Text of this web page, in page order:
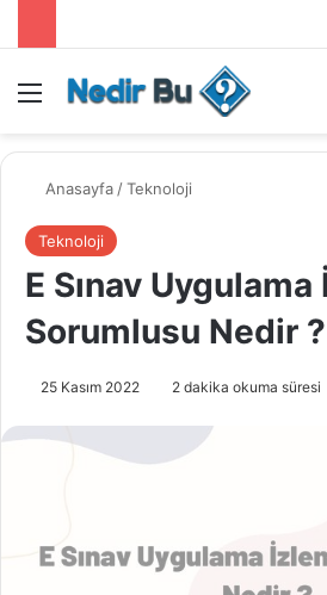
Menü
Anasayfa /Teknoloji
Teknoloji
E Sınav
Sorumlusu Nedir
25 Kasım 2022 2 dakika okuma süresi